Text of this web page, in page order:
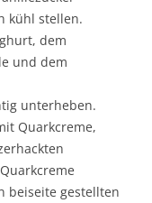
kühl stellen.
dem
und dem
unterheben.
Quarkcreme,
beiseite gestellten